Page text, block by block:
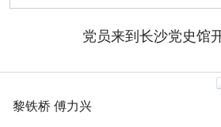
党员来到长沙党史馆开
铁桥 傅力兴